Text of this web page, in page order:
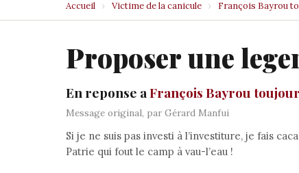
Accueil › Victime de la canicule › François Bayrou
Proposer une
En reponse aFrançois Bayrou
Message original, par Gérard Manfui
Si je ne suis pas investi à l’investiture, je fais
Patrie qui fout le camp à vau-l’eau !